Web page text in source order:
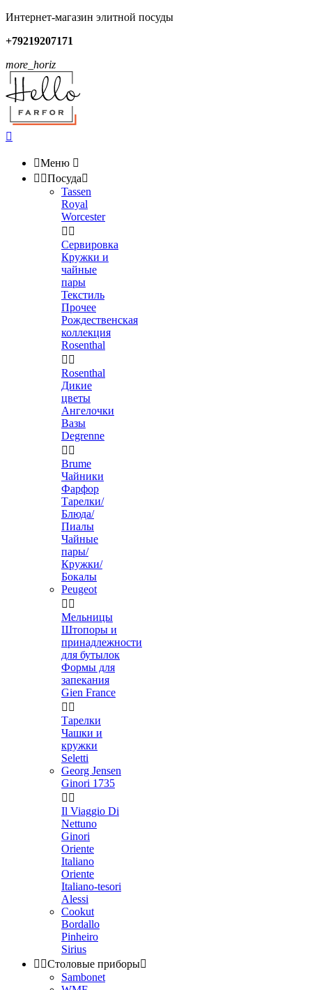
Интернет-магазин элитной посуды
+79219207171
more_horiz

Меню 
 Посуда
Tassen
Royal
Worcester
 
Сервировка
Кружки и
чайные
пары
Текстиль
Прочее
Рождественская
коллекция
Rosenthal
 
Rosenthal
Дикие
цветы
Ангелочки
Вазы
Degrenne
 
Brume
Чайники
Фарфор
Тарелки/
Блюда/
Пиалы
Чайные
пары/
Кружки/
Бокалы
Peugeot
 
Мельницы
Штопоры и
принадлежности
для бутылок
Формы для
запекания
Gien France
 
Тарелки
Чашки и
кружки
Seletti
Georg Jensen
Ginori 1735
 
Il Viaggio Di
Nettuno
Ginori
Oriente
Italiano
Oriente
Italiano-tesori
Alessi
Cookut
Bordallo
Pinheiro
Sirius
 Столовые приборы
Sambonet